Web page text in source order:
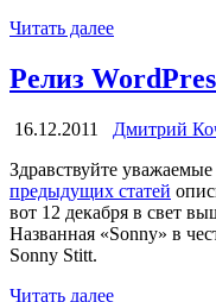
Читать далее
Релиз
16.12.2011 Дмитрий
Здравствуйте уважаемые
предыдущих статей
вот 12 декабря в свет
Названная «Sonny» в
Sonny Stitt.
Читать далее